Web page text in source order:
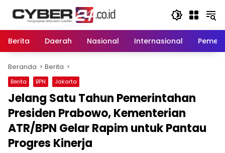
Berita
Daerah Nasional Internasional
Beranda Berita
Berita BPN Jakarta
Jelang Satu Tahun Pemerintahan
Presiden Prabowo, Kementerian
ATR/BPN Gelar Rapim untuk Pantau
Progres Kinerja